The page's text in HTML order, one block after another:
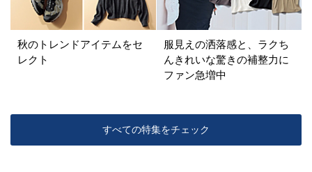
秋のトレンドアイテムをセ
レクト
服見えの洒落感と、ラクち
んきれいな驚きの補整力に
ファン急増中
すべての特集をチェック